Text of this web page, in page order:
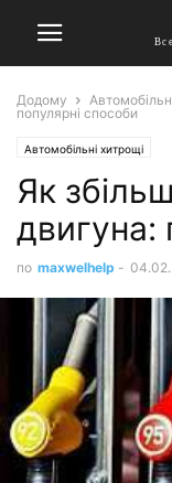
Додому
популярні способи
Автомобільні хитрощі
Як
двигуна:
по maxwelhelp -